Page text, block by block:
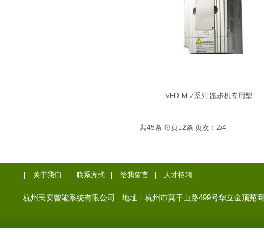
VFD-M-Z系列 跑步机专用型
共45条 每页12条 页次：2/4
关于我们 联系方式 给我留言 人才招聘
杭州民安智能系统有限公司 地址：杭州市莫干山路499号华立金顶苑